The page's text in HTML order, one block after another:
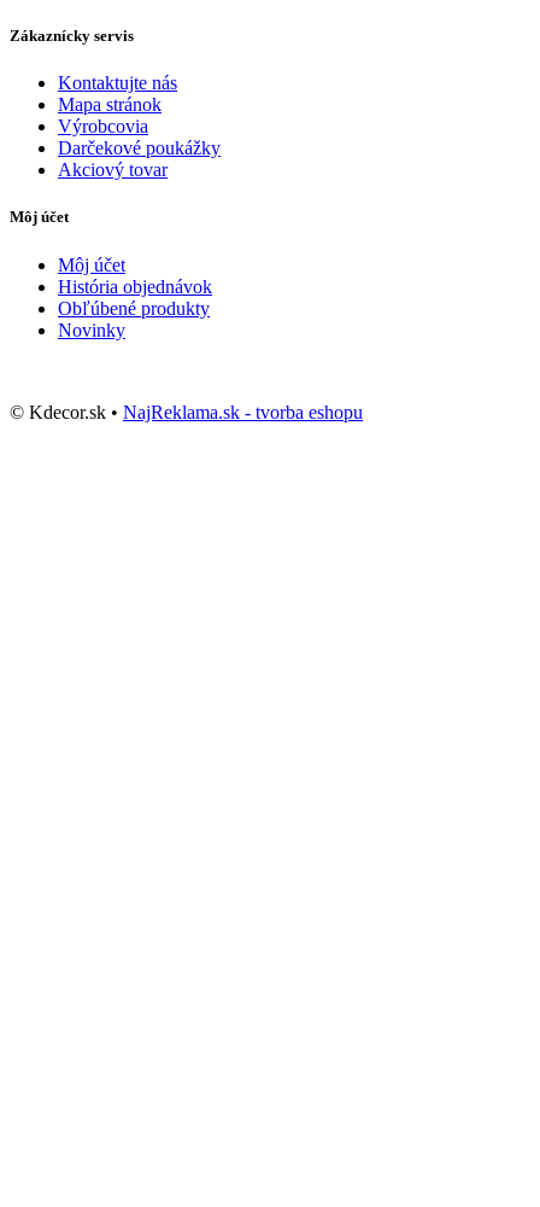
Zákaznícky servis
Kontaktujte nás
Mapa stránok
Výrobcovia
Darčekové poukážky
Akciový tovar
Môj účet
Môj účet
História objednávok
Obľúbené produkty
Novinky
© Kdecor.sk • NajReklama.sk - tvorba eshopu